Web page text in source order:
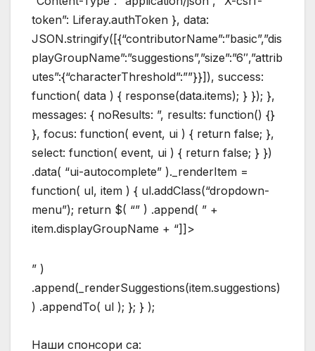
token”: Liferay.authToken }, data:
JSON.stringify([{“contributorName”:”basic”,”dis
playGroupName”:”suggestions”,”size”:”6″,”attrib
utes”:{“characterThreshold”:””}}]), success:
function( data ) { response(data.items); } }); },
messages: { noResults: ”, results: function() {}
}, focus: function( event, ui ) { return false; },
select: function( event, ui ) { return false; } })
.data( “ui-autocomplete” )._renderItem =
function( ul, item ) { ul.addClass(“dropdown-
menu”); return $( “” ) .append( ” +
item.displayGroupName + “]]>
” )
.append(_renderSuggestions(item.suggestions)
) .appendTo( ul ); }; } );
Наши спонсори са: